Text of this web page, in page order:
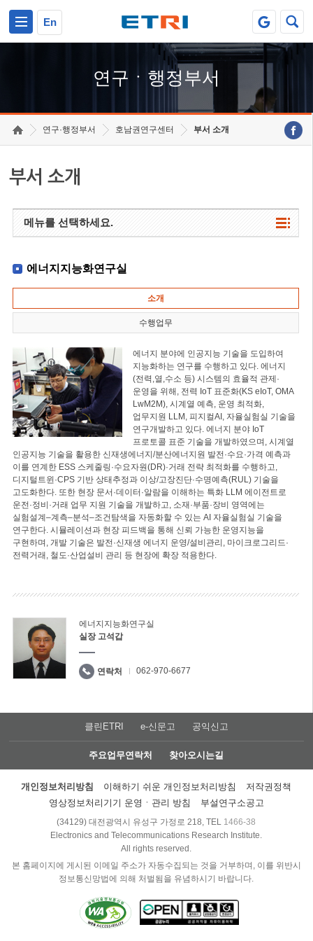
En
연구ㆍ행정부서
연구·행정부서 호남권연구센터 부서 소개
부서 소개
메뉴를 선택하세요.
에너지지능화연구실
소개
수행업무
에너지 분야에 인공지능 기술을 도입하여
지능화하는 연구를 수행하고 있다. 에너지
(전력,열,수소 등) 시스템의 효율적 관제·
운영을 위해, 전력 IoT 표준화(KS eIoT, OMA
LwM2M), 시계열 예측, 운영 최적화,
업무지원 LLM, 피지컬AI, 자율실험실 기술을
연구개발하고 있다. 에너지 분야 IoT
프로토콜 표준 기술을 개발하였으며, 시계열
인공지능 기술을 활용한 신재생에너지/분산에너지원 발전·수요·가격 예측과
이를 연계한 ESS 스케줄링·수요자원(DR)·거래 전략 최적화를 수행하고,
디지털트윈·CPS 기반 상태추정과 이상/고장진단·수명예측(RUL) 기술을
고도화한다. 또한 현장 문서·데이터·알람을 이해하는 특화 LLM 에이전트로
운전·정비·거래 업무 지원 기술을 개발하고, 소재·부품·장비 영역에는
실험설계–계측–분석–조건탐색을 자동화할 수 있는 AI 자율실험실 기술을
연구한다. 시뮬레이션과 현장 피드백을 통해 신뢰 가능한 운영지능을
구현하며, 개발 기술은 발전·신재생 에너지 운영/설비관리, 마이크로그리드·
전력거래, 철도·산업설비 관리 등 현장에 확장 적용한다.
에너지지능화연구실
실장 고석갑
연락처 062-970-6677
클린ETRI e-신문고 공익신고
주요업무연락처 찾아오시는길
개인정보처리방침 이해하기 쉬운 개인정보처리방침
저작권정책
영상정보처리기기 운영ㆍ관리 방침
부설연구소공고
(34129) 대전광역시 유성구 가정로 218, TEL 1466-38
Electronics and Telecommunications Research Institute.
All rights reserved.
본 홈페이지에 게시된 이메일 주소가 자동수집되는 것을 거부하며, 이를 위반시
정보통신망법에 의해 처벌됨을 유념하시기 바랍니다.